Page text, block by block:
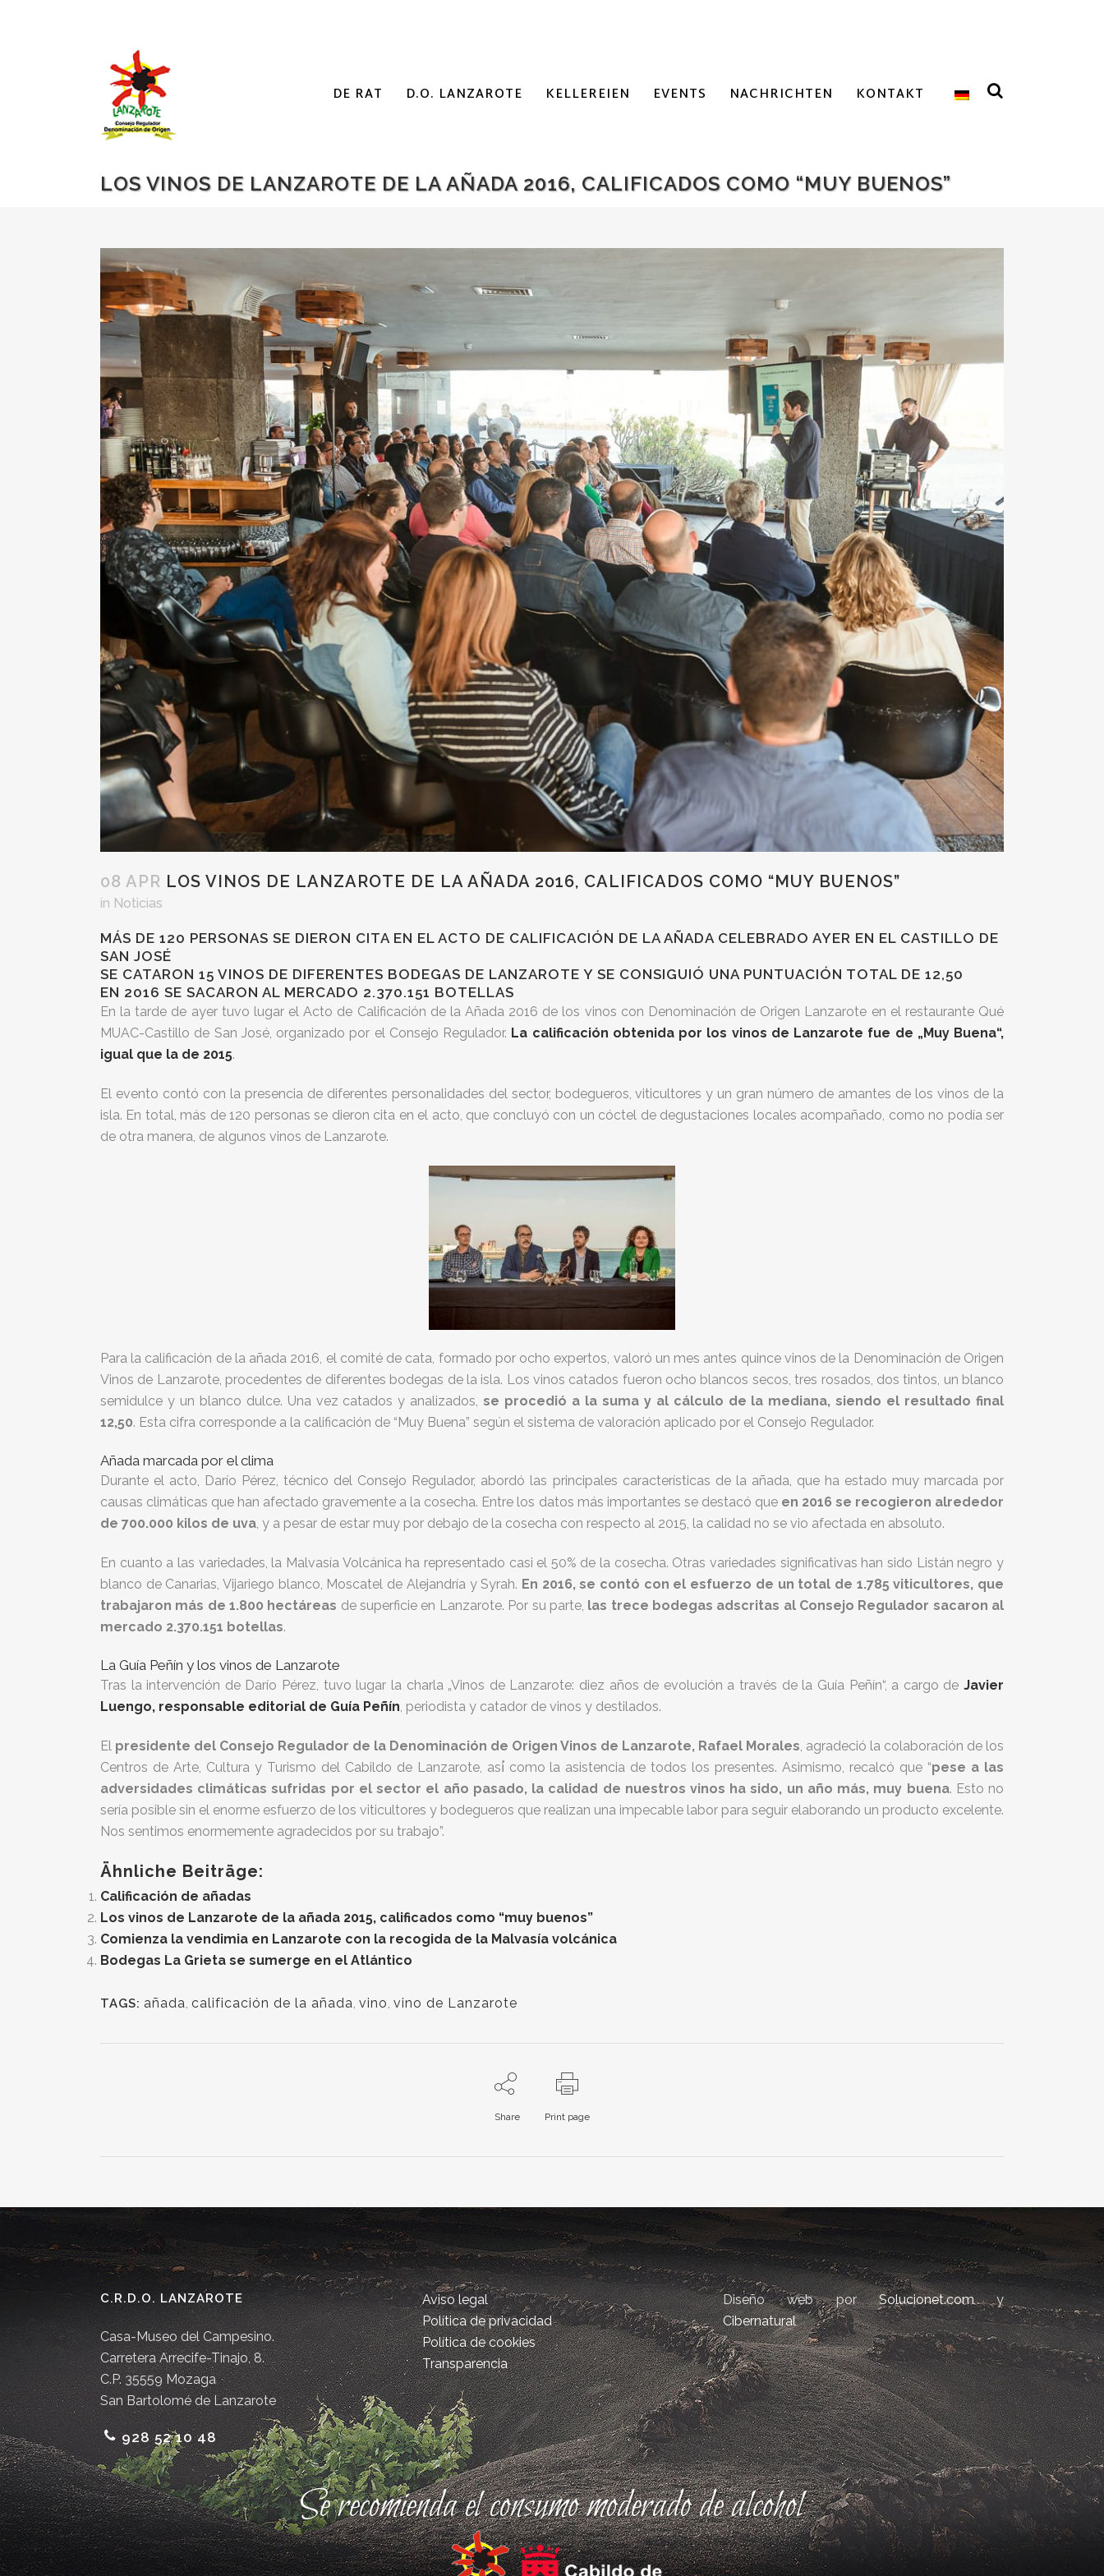
DE RAT D.O. LANZAROTE KELLEREIEN EVENTS NACHRICHTEN KONTAKT
LOS VINOS DE LANZAROTE DE LA AÑADA 2016, CALIFICADOS COMO “MUY BUENOS”
08 APR LOS VINOS DE LANZAROTE DE LA AÑADA 2016, CALIFICADOS COMO “MUY BUENOS”
in Noticias
MÁS DE 120 PERSONAS SE DIERON CITA EN EL ACTO DE CALIFICACIÓN DE LA AÑADA CELEBRADO AYER EN EL CASTILLO DE
SAN JOSÉ
SE CATARON 15 VINOS DE DIFERENTES BODEGAS DE LANZAROTE Y SE CONSIGUIÓ UNA PUNTUACIÓN TOTAL DE 12,50
EN 2016 SE SACARON AL MERCADO 2.370.151 BOTELLAS
En la tarde de ayer tuvo lugar el Acto de Calificación de la Añada 2016 de los vinos con Denominación de Origen Lanzarote en el restaurante Qué
MUAC-Castillo de San José, organizado por el Consejo Regulador. La calificación obtenida por los vinos de Lanzarote fue de „Muy Buena“,
igual que la de 2015.
El evento contó con la presencia de diferentes personalidades del sector, bodegueros, viticultores y un gran número de amantes de los vinos de la
isla. En total, más de 120 personas se dieron cita en el acto, que concluyó con un cóctel de degustaciones locales acompañado, como no podía ser
de otra manera, de algunos vinos de Lanzarote.
Para la calificación de la añada 2016, el comité de cata, formado por ocho expertos, valoró un mes antes quince vinos de la Denominación de Origen
Vinos de Lanzarote, procedentes de diferentes bodegas de la isla. Los vinos catados fueron ocho blancos secos, tres rosados, dos tintos, un blanco
semidulce y un blanco dulce. Una vez catados y analizados,se procedió a la suma y al cálculo de la mediana, siendo el resultado final
12,50. Esta cifra corresponde a la calificación de “Muy Buena” según el sistema de valoración aplicado por el Consejo Regulador.
Añada marcada por el clima
Durante el acto, Darío Pérez, técnico del Consejo Regulador, abordó las principales características de la añada, que ha estado muy marcada por
causas climáticas que han afectado gravemente a la cosecha. Entre los datos más importantes se destacó que en 2016 se recogieron alrededor
de 700.000 kilos de uva , y a pesar de estar muy por debajo de la cosecha con respecto al 2015, la calidad no se vio afectada en absoluto.
En cuanto a las variedades, la Malvasía Volcánica ha representado casi el 50% de la cosecha. Otras variedades significativas han sido Listán negro y
blanco de Canarias, Vijariego blanco, Moscatel de Alejandría y Syrah. En 2016, se contó con el esfuerzo de un total de 1.785 viticultores, que
trabajaron más de 1.800 hectáreas de superficie en Lanzarote. Por su parte, las trece bodegas adscritas al Consejo Regulador sacaron al
mercado 2.370.151 botellas.
La Guía Peñín y los vinos de Lanzarote
Tras la intervención de Darío Pérez, tuvo lugar la charla „Vinos de Lanzarote: diez años de evolución a través de la Guía Peñín“, a cargo de Javier
Luengo, responsable editorial de Guía Peñín , periodista y catador de vinos y destilados.
El presidente del Consejo Regulador de la Denominación de Origen Vinos de Lanzarote, Rafael Morales , agradeció la colaboración de los
Centros de Arte, Cultura y Turismo del Cabildo de Lanzarote, así́ como la asistencia de todos los presentes. Asimismo, recalcó que “pese a las
adversidades climáticas sufridas por el sector el año pasado, la calidad de nuestros vinos ha sido, un año más, muy buena. Esto no
sería posible sin el enorme esfuerzo de los viticultores y bodegueros que realizan una impecable labor para seguir elaborando un producto excelente.
Nos sentimos enormemente agradecidos por su trabajo”.
Ähnliche Beiträge:
Calificación de añadas
Los vinos de Lanzarote de la añada 2015, calificados como “muy buenos”
Comienza la vendimia en Lanzarote con la recogida de la Malvasía volcánica
Bodegas La Grieta se sumerge en el Atlántico
TAGS: añada calificación de la añada vino vino de Lanzarote
Share Print page
C.R.D.O. LANZAROTE
Casa-Museo del Campesino.
Carretera Arrecife-Tinajo, 8.
C.P. 35559 Mozaga
San Bartolomé de Lanzarote
928 52 10 48
Aviso legal
Política de privacidad
Política de cookies
Transparencia
Diseño web porSolucionet.comy
Cibernatural
Se recomienda el consumo moderado de alcohol